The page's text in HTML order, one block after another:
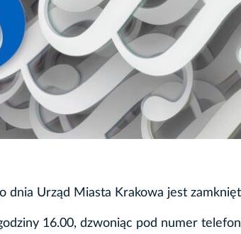
dnia Urząd Miasta Krakowa jest
16.00, dzwoniąc pod numer